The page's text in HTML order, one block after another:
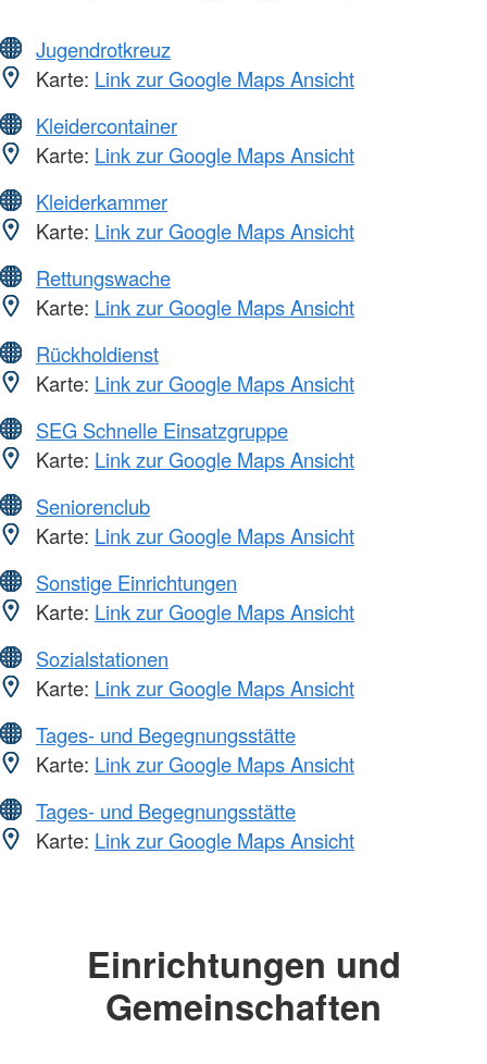
Jugendrotkreuz
Karte: Link zur Google Maps Ansicht
Kleidercontainer
Karte: Link zur Google Maps Ansicht
Kleiderkammer
Karte: Link zur Google Maps Ansicht
Rettungswache
Karte: Link zur Google Maps Ansicht
Rückholdienst
Karte: Link zur Google Maps Ansicht
SEG Schnelle Einsatzgruppe
Karte: Link zur Google Maps Ansicht
Seniorenclub
Karte: Link zur Google Maps Ansicht
Sonstige Einrichtungen
Karte: Link zur Google Maps Ansicht
Sozialstationen
Karte: Link zur Google Maps Ansicht
Tages- und Begegnungsstätte
Karte: Link zur Google Maps Ansicht
Tages- und Begegnungsstätte
Karte: Link zur Google Maps Ansicht
Einrichtungen und
Gemeinschaften